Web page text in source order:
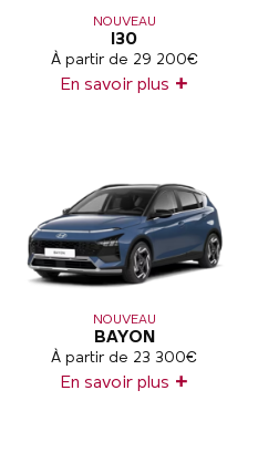
NOUVEAU
I30
À partir de 29 200€
En savoir plus +
NOUVEAU
BAYON
À partir de 23 300€
En savoir plus +